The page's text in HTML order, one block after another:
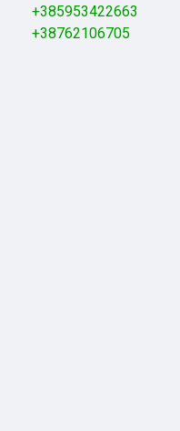
+385953422663
+38762106705